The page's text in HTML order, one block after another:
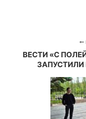
ВЕСТИ «С